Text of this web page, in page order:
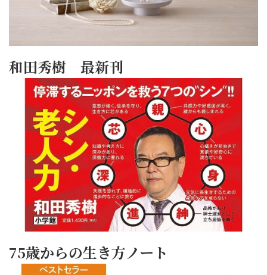
和田秀樹 最新刊
75歳からの生き方ノート